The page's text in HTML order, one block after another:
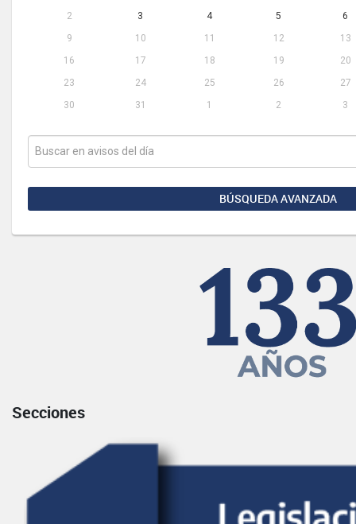
2
3 4 5
6
9
10 11 12
13
16
17 18 19
20
23
24 25 26
27
30
31 1 2 3
BÚSQUEDA AVANZADA
Secciones